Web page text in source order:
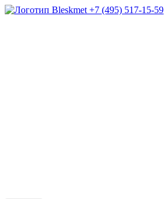
+7 (495) 517-15-59